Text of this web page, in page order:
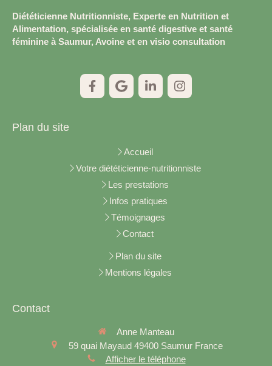
Diététicienne Nutritionniste, Experte en Nutrition et
Alimentation, spécialisée en santé digestive et santé
féminine à Saumur, Avoine et en visio consultation
Plan du site
Accueil
Votre diététicienne-nutritionniste
Les prestations
Infos pratiques
Témoignages
Contact
Plan du site
Mentions légales
Contact
Anne Manteau
59 quai Mayaud 49400 Saumur France
Afficher le téléphone